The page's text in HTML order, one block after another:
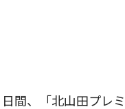
間、「北山田プレミ